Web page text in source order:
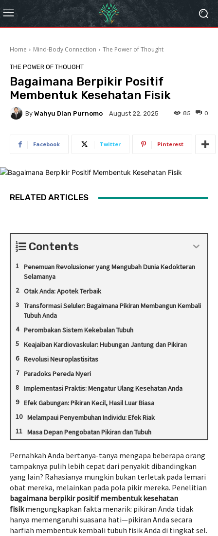
Home Mind-Body Connection The Power of Thought
THE POWER OF THOUGHT
Bagaimana Berpikir Positif
Membentuk Kesehatan Fisik
By Wahyu Dian Purnomo August 22, 2025 0
85
Facebook Twitter Pinterest
RELATED ARTICLES
Contents
Penemuan Revolusioner yang Mengubah Dunia Kedokteran
Selamanya
Otak Anda: Apotek Terbaik
Transformasi Seluler: Bagaimana Pikiran Membangun Kembali
Tubuh Anda
Perombakan Sistem Kekebalan Tubuh
Keajaiban Kardiovaskular: Hubungan Jantung dan Pikiran
Revolusi Neuroplastisitas
Paradoks Pereda Nyeri
Implementasi Praktis: Mengatur Ulang Kesehatan Anda
Efek Gabungan: Pikiran Kecil, Hasil Luar Biasa
Melampaui Penyembuhan Individu: Efek Riak
Masa Depan Pengobatan Pikiran dan Tubuh
Pernahkah Anda bertanya-tanya mengapa beberapa orang
tampaknya pulih lebih cepat dari penyakit dibandingkan
yang lain? Rahasianya mungkin bukan terletak pada lemari
obat mereka, melainkan pada pola pikir mereka. Penelitian
bagaimana berpikir positif membentuk kesehatan
fisikmengungkapkan fakta menarik: pikiran Anda tidak
hanya memengaruhi suasana hati—pikiran Anda secara
harfiah membentuk kembali tubuh fisik Anda di tingkat sel.